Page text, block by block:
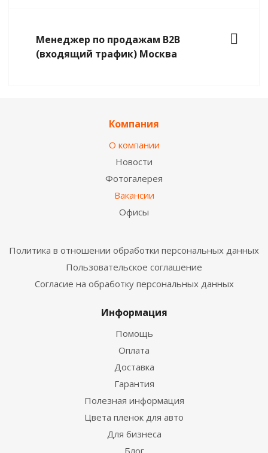
Менеджер по продажам B2B
(входящий трафик) Москва
Компания
О компании
Новости
Фотогалерея
Вакансии
Офисы
Политика в отношении обработки персональных данных
Пользовательское соглашение
Согласие на обработку персональных данных
Информация
Помощь
Оплата
Доставка
Гарантия
Полезная информация
Цвета пленок для авто
Для бизнеса
Блог